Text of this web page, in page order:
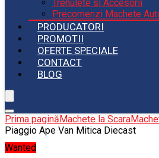
Trenulete si Accesorii
Precomenzi Machete
PRODUCATORI
PROMOTII
OFERTE SPECIALE
CONTACT
BLOG
Prima paginăMachete la Scara
Piaggio Ape Van Mitica Diecast
Wanted